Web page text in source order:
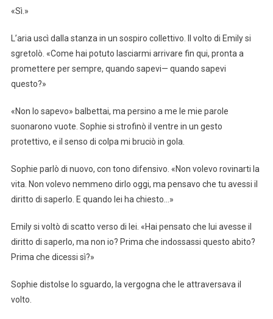
«Sì.»
L’aria uscì dalla stanza in un sospiro collettivo. Il volto di Emily si
sgretolò. «Come hai potuto lasciarmi arrivare fin qui, pronta a
promettere per sempre, quando sapevi— quando sapevi
questo?»
«Non lo sapevo» balbettai, ma persino a me le mie parole
suonarono vuote. Sophie si strofinò il ventre in un gesto
protettivo, e il senso di colpa mi bruciò in gola.
Sophie parlò di nuovo, con tono difensivo. «Non volevo rovinarti la
vita. Non volevo nemmeno dirlo oggi, ma pensavo che tu avessi il
diritto di saperlo. E quando lei ha chiesto…»
Emily si voltò di scatto verso di lei. «Hai pensato che lui avesse il
diritto di saperlo, ma non io? Prima che indossassi questo abito?
Prima che dicessi sì?»
Sophie distolse lo sguardo, la vergogna che le attraversava il
volto.